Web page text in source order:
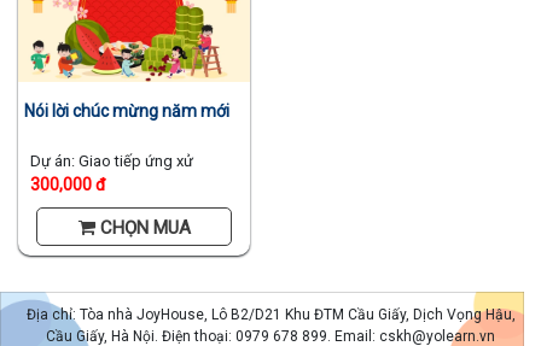
Nói lời chúc mừng năm mới
Dự án: Giao tiếp ứng xử
300,000 đ
CHỌN MUA
Địa chỉ: Tòa nhà JoyHouse, Lô B2/D21 Khu ĐTM Cầu Giấy, Dịch Vọng Hậu,
Cầu Giấy, Hà Nội. Điện thoại: 0979 678 899. Email: cskh@yolearn.vn